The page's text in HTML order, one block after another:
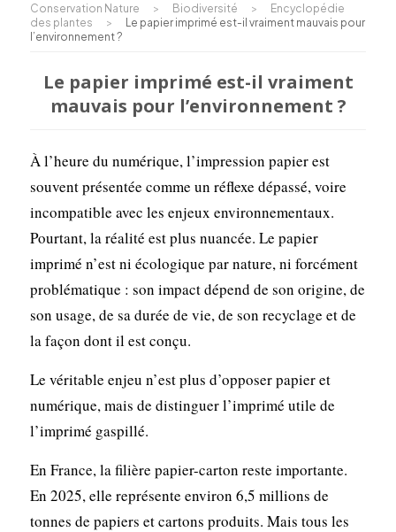
Conservation Nature > Biodiversité >
Encyclopédie
des plantes
>
Le papier imprimé est-il vraiment mauvais pour
l’environnement ?
Le papier imprimé est-il vraiment
mauvais pour l’environnement ?
À l’heure du numérique, l’impression papier est
souvent présentée comme un réflexe dépassé, voire
incompatible avec les enjeux environnementaux.
Pourtant, la réalité est plus nuancée. Le papier
imprimé n’est ni écologique par nature, ni forcément
problématique : son impact dépend de son origine, de
son usage, de sa durée de vie, de son recyclage et de
la façon dont il est conçu.
Le véritable enjeu n’est plus d’opposer papier et
numérique, mais de distinguer l’imprimé utile de
l’imprimé gaspillé.
En France, la filière papier-carton reste importante.
En 2025, elle représente environ 6,5 millions de
tonnes de papiers et cartons produits. Mais tous les